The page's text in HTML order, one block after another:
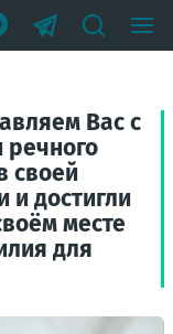
Вас с
речного
своей
и достигли
месте
для